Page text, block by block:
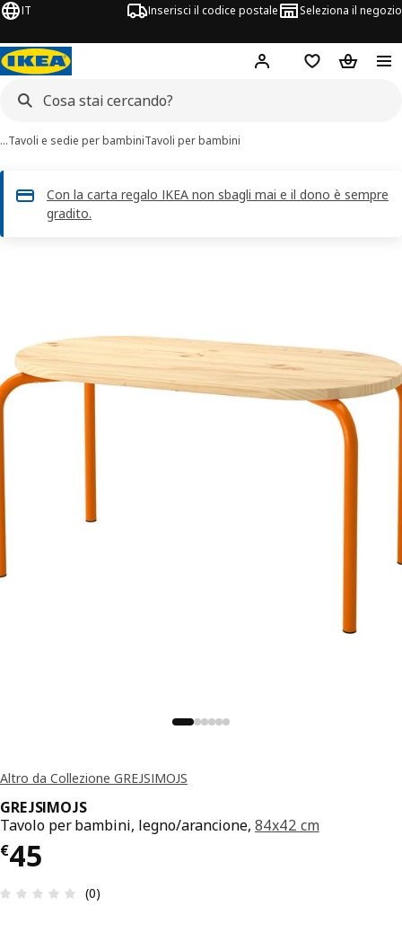
IT Inserisci il codice postale Seleziona il negozio
Hej! AccediLista deiCarrello
…Tavoli e sedie per bambiniTavoli per bambini
Con la carta regalo IKEA non sbagli mai e il dono è sempre
gradito.
Altro da Collezione GREJSIMOJS
GREJSIMOJS
Tavolo per bambini, legno/arancione,84x42 cm
€45
Prezzo € 45
Recensione: 0 di 5 stelle. Recensioni totali: 0
(0)